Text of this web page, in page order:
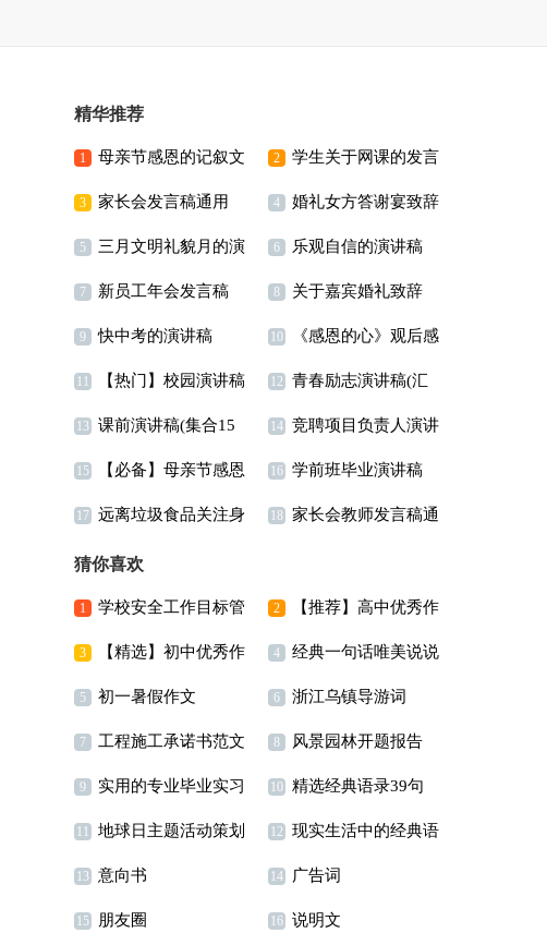
精华推荐
1 母亲节感恩的记叙文 2 学生关于网课的发言
稿
3 家长会发言稿通用
15篇
4 婚礼女方答谢宴致辞
5 三月文明礼貌月的演
讲稿
6 乐观自信的演讲稿
7 新员工年会发言稿 8 关于嘉宾婚礼致辞
9 快中考的演讲稿 10 《感恩的心》观后感
11 【热门】校园演讲稿
模板汇总7篇
12 青春励志演讲稿(汇
编15篇)
13 课前演讲稿(集合15
篇)
14 竞聘项目负责人演讲
稿
15 【必备】母亲节感恩
演讲稿四篇
16 学前班毕业演讲稿
17 远离垃圾食品关注身
体健康演讲稿
18 家长会教师发言稿通
猜你喜欢
1 学校安全工作目标管
理责任书
2 【推荐】高中优秀作
文汇总九篇
3 【精选】初中优秀作
文汇编6篇
4 经典一句话唯美说说
朋友圈110句
5 初一暑假作文 6 浙江乌镇导游词
7 工程施工承诺书范文
十篇
8 风景园林开题报告
9 实用的专业毕业实习
报告集合9篇
10 精选经典语录39句
11 地球日主题活动策划
方案
12 现实生活中的经典语
录
13 意向书 14 广告词
15 朋友圈 16 说明文